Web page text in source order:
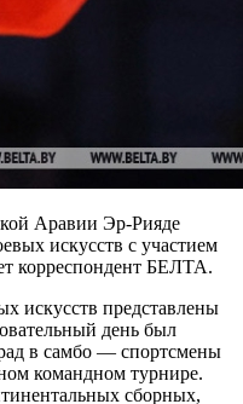
Аравии Эр-Рияде
искусств с участием
корреспондент БЕЛТА.
искусств представлены
день был
в самбо — спортсмены
командном турнире.
сборных,